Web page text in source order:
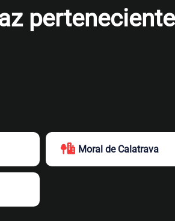
Moral de Calatrava